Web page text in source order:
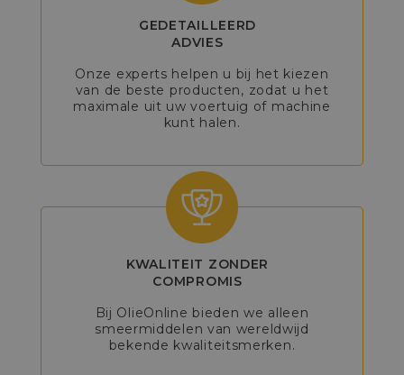
GEDETAILLEERD
ADVIES
Onze experts helpen u bij het kiezen
van de beste producten, zodat u het
maximale uit uw voertuig of machine
kunt halen.
KWALITEIT ZONDER
COMPROMIS
Bij OlieOnline bieden we alleen
smeermiddelen van wereldwijd
bekende kwaliteitsmerken.